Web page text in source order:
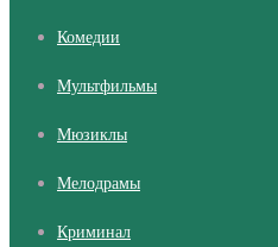
Комедии
Мультфильмы
Мюзиклы
Мелодрамы
Криминал